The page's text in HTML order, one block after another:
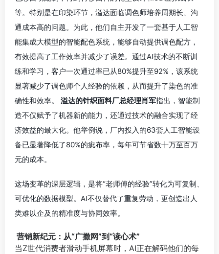
等。特别是在印染环节，溢达面临调色师培养周期长、沟
通成本高的问题。为此，他们自主开发了一套基于人工智
能集成大模型的智能配色系统，能够自动提供调色配方，
有效提高了工作效率并减少了误差。通过AI技术的不断训
练和学习，客户一次通过率已从80%提升至92%，该系统
显著减少了调色师个人经验的依赖，从而提升了染色的准
确性和效率。 溢达的针织面料厂总经理肖军指出，智能制
造不仅赋予了机器新的能力，还通过技术的融合实现了经
济效益的最大化。他举例说，厂内投入的63套人工智能设
备已显著降低了80%的疵布率，每年可节省数十万至百万
元的成本。
‌这场变革的深层逻辑，是将“老师傅的经验”转化为可复制、
可优化的数据模型。AI不仅替代了重复劳动，更创造出人
类难以企及的精准度与协同效率。
营销新纪元：从“广撒网”到“读心术”
当Z世代消费者滑动手机屏幕时，AI正在解码他们的每